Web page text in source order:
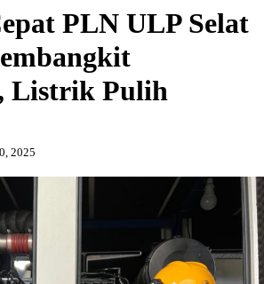
PLN ULP Selat
Listrik Pulih
2025